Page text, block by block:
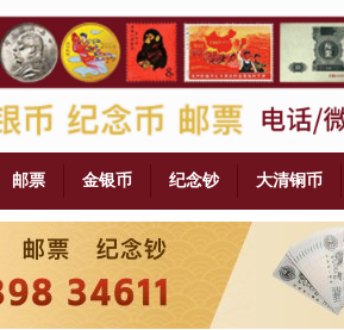
邮票 金银币 纪念钞 大清铜币